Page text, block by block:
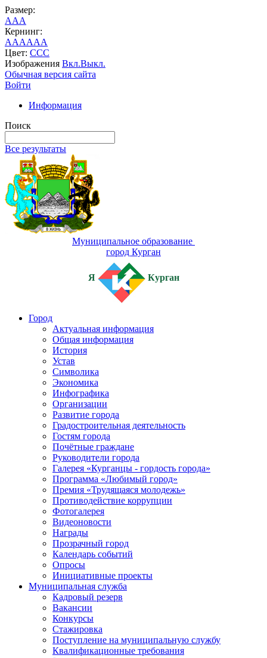
Размер:
AAA
Кернинг:
AAAAAA
Цвет: CCC
Изображения Вкл.Выкл.
Обычная версия сайта
Войти
Информация
Поиск
Все результаты
Муниципальное образование
город Курган
Я Курган
Город
Актуальная информация
Общая информация
История
Устав
Символика
Экономика
Инфографика
Организации
Развитие города
Градостроительная деятельность
Гостям города
Почётные граждане
Руководители города
Галерея «Курганцы - гордость города»
Программа «Любимый город»
Премия «Трудящаяся молодежь»
Противодействие коррупции
Фотогалерея
Видеоновости
Награды
Прозрачный город
Календарь событий
Опросы
Инициативные проекты
Муниципальная служба
Кадровый резерв
Вакансии
Конкурсы
Стажировка
Поступление на муниципальную службу
Квалификационные требования